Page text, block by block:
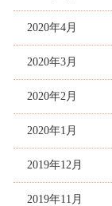
2020年4月
2020年3月
2020年2月
2020年1月
2019年12月
2019年11月